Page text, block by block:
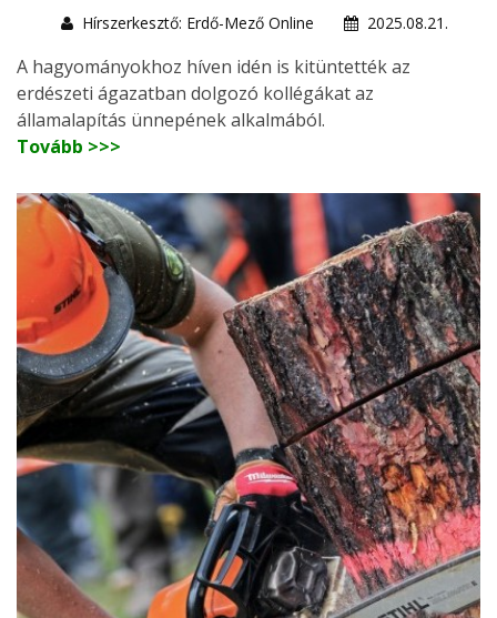
Hírszerkesztő: Erdő-Mező Online
2025.08.21.
A hagyományokhoz híven idén is kitüntették az
erdészeti ágazatban dolgozó kollégákat az
államalapítás ünnepének alkalmából.
Tovább >>>